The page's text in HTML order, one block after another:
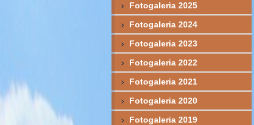
Fotogaleria 2025
Fotogaleria 2024
Fotogaleria 2023
Fotogaleria 2022
Fotogaleria 2021
Fotogaleria 2020
Fotogaleria 2019